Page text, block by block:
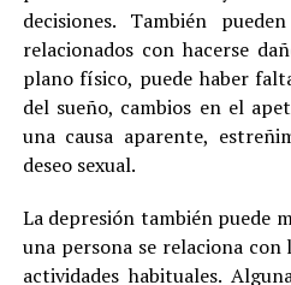
decisiones. También
relacionados con hacerse
plano físico, puede haber
del sueño, cambios en el
una causa aparente,
deseo sexual.
La depresión también puede
una persona se relaciona con
actividades habituales.